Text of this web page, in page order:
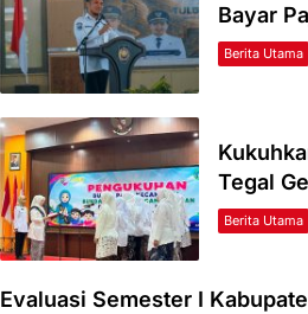
Bayar
Berita Utama
Tegal
Berita Utama
Evaluasi Semester I